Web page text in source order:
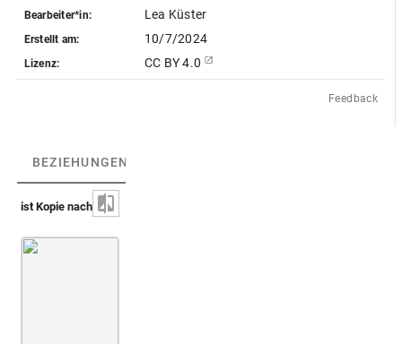
Bearbeiter*in:
Lea Küster
Erstellt am: 10/7/2024
Lizenz: CC BY 4.0
Feedback
BEZIEHUNGEN
ist Kopie nach